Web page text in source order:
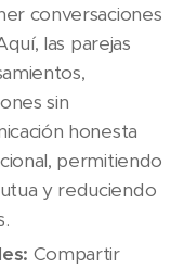
conversaciones
las parejas
sin
honesta
permitiendo
y reduciendo
Compartir